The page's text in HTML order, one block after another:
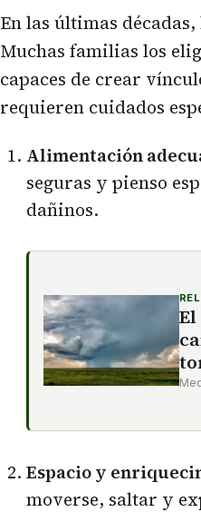
En las últimas
Muchas familias los
capaces de crear
requieren cuidados
Alimentación
seguras y pienso
dañinos.
Espacio y
moverse, saltar y